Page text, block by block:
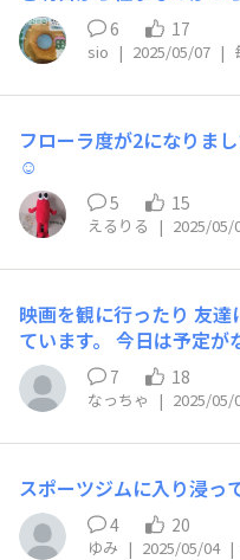
を使って山本高穂・大野
読み進めています📕 連休
を楽しんで内臓に負担を
知見を高めて罪滅ぼしし
6 17
sio | 2025/05/07 |
フローラ度が2になりま
☺️
5 15
えるりる | 2025/05/
映画を観に行ったり 友
ています。 今日は予定
ですー
7 18
なっちゃ | 2025/05/
スポーツジムに入り浸っ
4 20
ゆみ | 2025/05/04 |